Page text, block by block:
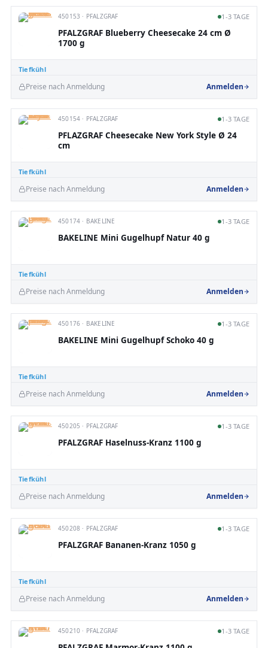
Tiefkühl
450153 · PFALZGRAF 1-3 TAGE
PFALZGRAF Blueberry Cheesecake 24 cm Ø
1700 g
Preise nach Anmeldung Anmelden
Tiefkühl
450154 · PFALZGRAF 1-3 TAGE
PFLAZGRAF Cheesecake New York Style Ø 24
cm
Preise nach Anmeldung Anmelden
Tiefkühl
450174 · BAKELINE 1-3 TAGE
BAKELINE Mini Gugelhupf Natur 40 g
Preise nach Anmeldung Anmelden
Tiefkühl
450176 · BAKELINE 1-3 TAGE
BAKELINE Mini Gugelhupf Schoko 40 g
Preise nach Anmeldung Anmelden
Tiefkühl
450205 · PFALZGRAF 1-3 TAGE
PFALZGRAF Haselnuss-Kranz 1100 g
Preise nach Anmeldung Anmelden
Tiefkühl
450208 · PFALZGRAF 1-3 TAGE
PFALZGRAF Bananen-Kranz 1050 g
Preise nach Anmeldung Anmelden
450210 · PFALZGRAF 1-3 TAGE